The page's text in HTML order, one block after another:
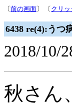
〔前の画面〕 〔 クリッ
6438 re(4):うつ
2018/10/
秋さん